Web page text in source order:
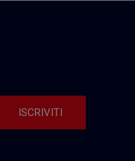
ISCRIVITI